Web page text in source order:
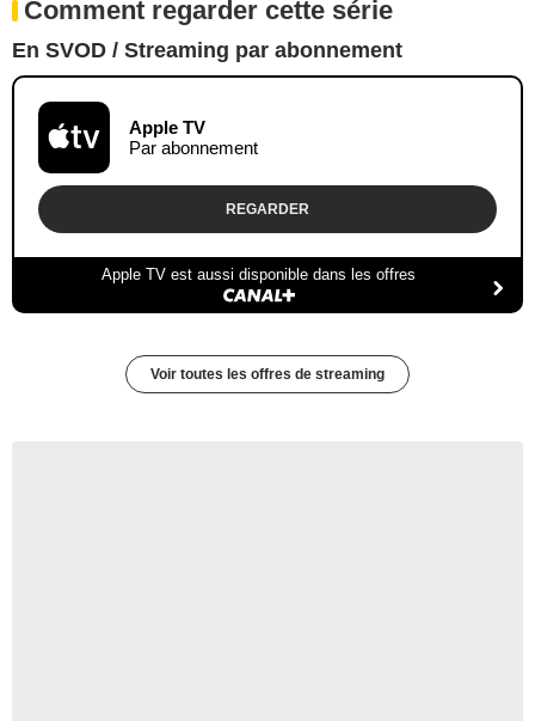
Comment regarder cette série
En SVOD / Streaming par abonnement
Apple TV
Par abonnement
REGARDER
Apple TV est aussi disponible dans les offres
Voir toutes les offres de streaming